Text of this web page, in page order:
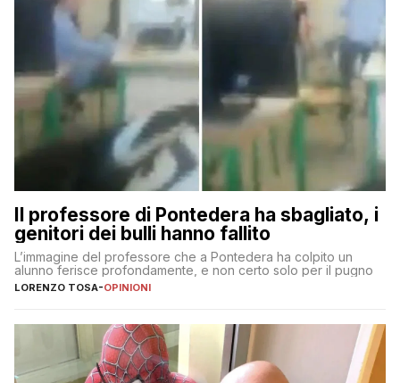
Il professore di Pontedera ha sbagliato, i
genitori dei bulli hanno fallito
L’immagine del professore che a Pontedera ha colpito un
alunno ferisce profondamente, e non certo solo per il pugno
LORENZO TOSA-OPINIONI